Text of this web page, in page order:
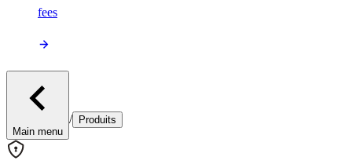
fees
Main menu
/ Produits